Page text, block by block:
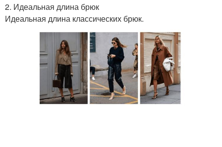
2. Идеальная длина брюк
Идеальная длина классических брюк.